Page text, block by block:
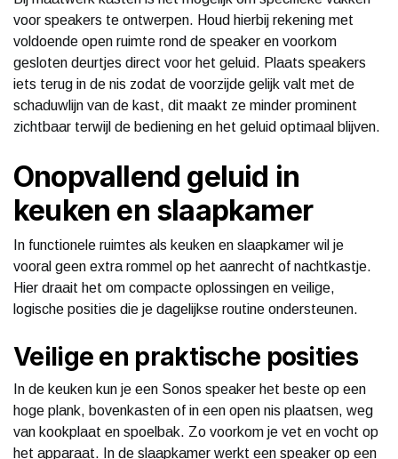
voor speakers te ontwerpen. Houd hierbij rekening met
voldoende open ruimte rond de speaker en voorkom
gesloten deurtjes direct voor het geluid. Plaats speakers
iets terug in de nis zodat de voorzijde gelijk valt met de
schaduwlijn van de kast, dit maakt ze minder prominent
zichtbaar terwijl de bediening en het geluid optimaal blijven.
Onopvallend geluid in
keuken en slaapkamer
In functionele ruimtes als keuken en slaapkamer wil je
vooral geen extra rommel op het aanrecht of nachtkastje.
Hier draait het om compacte oplossingen en veilige,
logische posities die je dagelijkse routine ondersteunen.
Veilige en praktische posities
In de keuken kun je een Sonos speaker het beste op een
hoge plank, bovenkasten of in een open nis plaatsen, weg
van kookplaat en spoelbak. Zo voorkom je vet en vocht op
het apparaat. In de slaapkamer werkt een speaker op een